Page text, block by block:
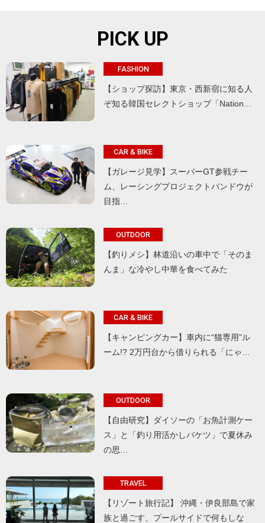
PICK UP
FASHION
【ショップ探訪】東京・西新宿に知る人
ぞ知る韓国セレクトショップ「Nation…
CAR & BIKE
【ガレージ見学】スーパーGT参戦チー
ム、レーシングプロジェクトバンドウが
目指…
OUTDOOR
【釣りメシ】林道沿いの車中で「そのま
んま」な冷やし中華を食べてみた
CAR & BIKE
【キャンピングカー】車内に“猫専用”ル
ーム!? 2万円台から借りられる「にゃ…
OUTDOOR
【自由研究】ダイソーの「お魚計測ケー
ス」と「釣り用活かしバケツ」で夏休み
の思…
TRAVEL
【リゾート旅行記】 沖縄・伊良部島で家
族と過ごす、プールサイドで何もしな